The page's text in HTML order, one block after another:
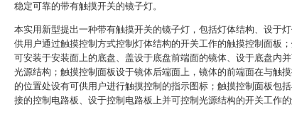
稳定可靠的带有触摸开关的镜子灯。
本实用新型提出一种带有触摸开关的镜子灯，包括灯体结构、设于
供用户通过触摸控制方式控制灯体结构的开关工作的触摸控制面板
可安装于安装面上的底盘、盖设于底盘前端面的镜体、设于底盘内
光源结构；触摸控制面板设于镜体后端面上，镜体的前端面在与触
的位置处设有可供用户进行触摸控制的指示图标；触摸控制面板包
接的控制电路板、设于控制电路板上并可控制光源结构的开关工作的